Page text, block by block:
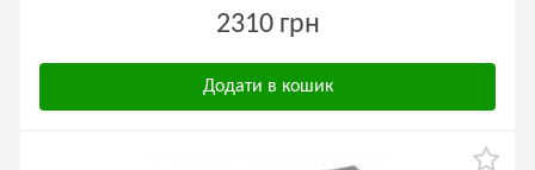
2310 грн
Додати в кошик